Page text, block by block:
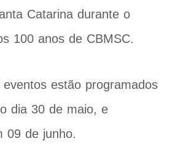
Catarina durante o
100 anos de CBMSC.
estão programados
dia 30 de maio, e
09 de junho.